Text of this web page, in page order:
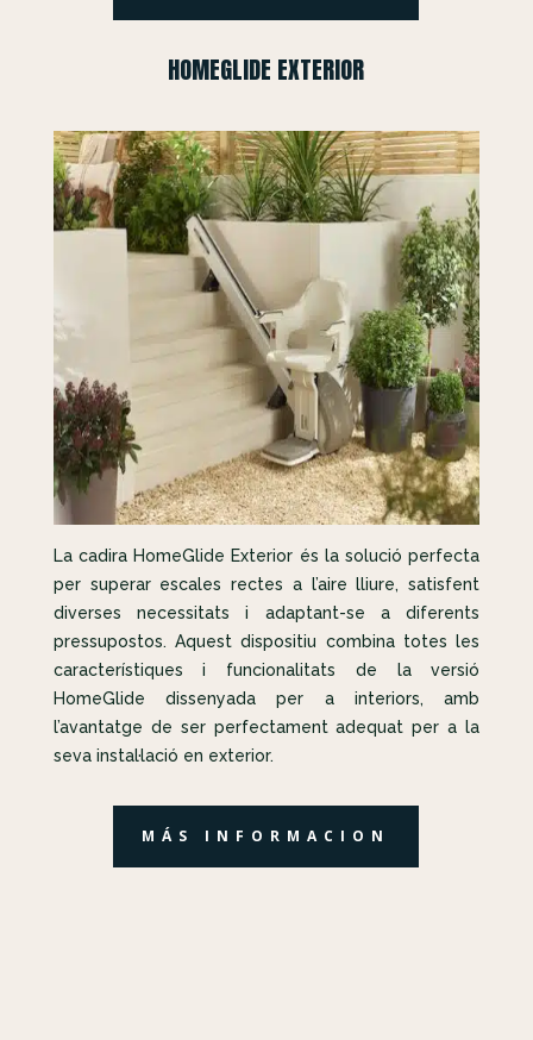
HOMEGLIDE EXTERIOR
La cadira HomeGlide Exterior és la solució perfecta
per superar escales rectes a l’aire lliure, satisfent
diverses necessitats i adaptant-se a diferents
pressupostos. Aquest dispositiu combina totes les
característiques i funcionalitats de la versió
HomeGlide dissenyada per a interiors, amb
l’avantatge de ser perfectament adequat per a la
seva instal·lació en exterior.
MÁS INFORMACION